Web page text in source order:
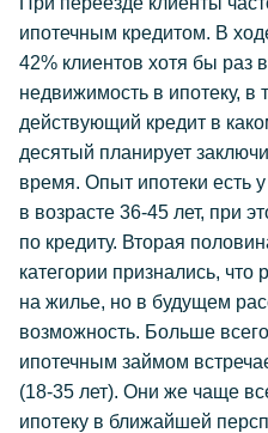
ипотечным кредитом. В
42% клиентов хотя бы раз
недвижимость в ипотеку, в
действующий кредит в
десятый планирует
время. Опыт ипотеки есть
в возрасте 36-45 лет, при
по кредиту. Вторая
категории признались,
на жилье, но в будущем
возможность. Больше
ипотечным займом
(18-35 лет). Они же чаще
ипотеку в ближайшей